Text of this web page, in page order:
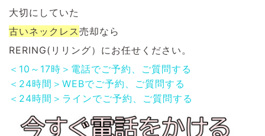
大切にしていた
古いネックレス 売却なら
RERING(リリング）にお任せください。
＜10～17時＞電話でご予約、ご質問する
＜24時間＞WEBでご予約、ご質問する
＜24時間＞ラインでご予約、ご質問する